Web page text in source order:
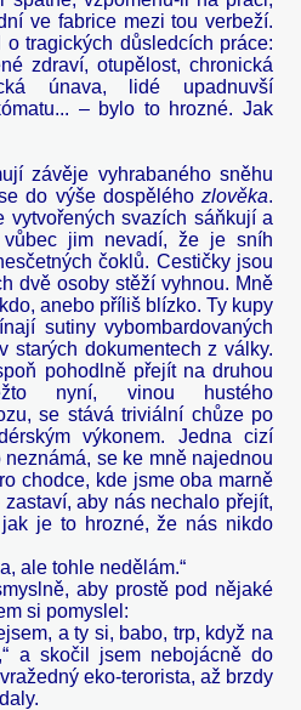
ve fabrice mezi tou verbeží.
tragických důsledcích práce:
zdraví, otupělost, chronická
únava, lidé upadnuvší
– bylo to hrozné. Jak
závěje vyhrabaného sněhu
do výše dospělého zlověka.
vytvořených svazích sáňkují a
jim nevadí, že je sníh
čoklů. Cestičky jsou
dvě osoby stěží vyhnou. Mně
anebo příliš blízko. Ty kupy
sutiny vybombardovaných
starých dokumentech z války.
pohodlně přejít na druhou
nyní, vinou hustého
se stává triviální chůze po
výkonem. Jedna cizí
se ke mně najednou
chodce, kde jsme oba marně
aby nás nechalo přejít,
je to hrozné, že nás nikdo
ale tohle nedělám.“
aby prostě pod nějaké
si pomyslel:
a ty si, babo, trp, když na
a skočil jsem nebojácně do
eko-terorista, až brzdy